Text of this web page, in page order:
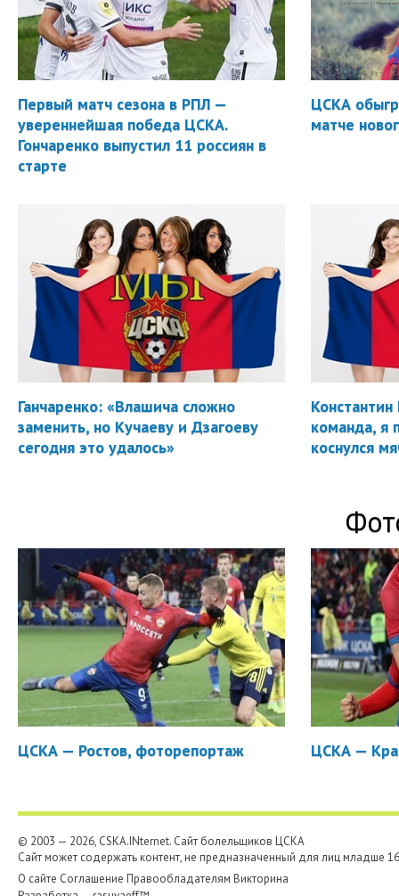
Первый матч сезона в РПЛ —
увереннейшая победа ЦСКА.
Гончаренко выпустил 11 россиян в
старте
ЦСКА
матче
Ганчаренко: «Влашича сложно
заменить, но Кучаеву и Дзагоеву
сегодня это удалось»
Константин
команда, я
коснулся
ЦСКА — Ростов, фоторепортаж ЦСКА —
© 2003 — 2026, CSKA.INternet. Cайт болельщиков ЦСКА
Сайт может содержать контент, не предназначенный для лиц младше
О сайте Соглашение Правообладателям Викторина